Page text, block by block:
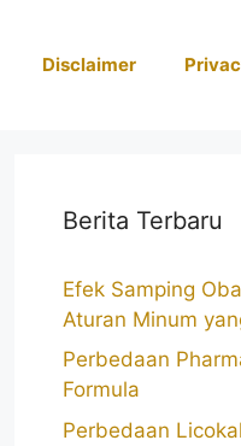
Disclaimer
Berita Terbaru
Efek Samping
Aturan Minum
Perbedaan
Formula
Perbedaan